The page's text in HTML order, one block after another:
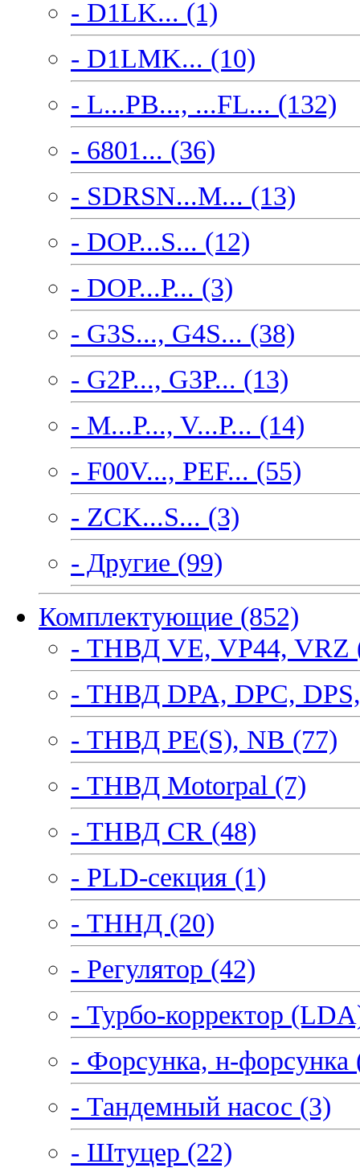
- D1LK... (1)
- D1LMK... (10)
- L...PB..., ...FL... (132)
- 6801... (36)
- SDRSN...M... (13)
- DOP...S... (12)
- DOP...P... (3)
- G3S..., G4S... (38)
- G2P..., G3P... (13)
- M...P..., V...P... (14)
- F00V..., PEF... (55)
- ZCK...S... (3)
- Другие (99)
Комплектующие (852)
- ТНВД VE, VP44, VRZ
- ТНВД DPA, DPC,
- ТНВД PE(S), NB (77)
- ТНВД Motorpal (7)
- ТНВД CR (48)
- PLD-секция (1)
- ТННД (20)
- Регулятор (42)
- Турбо-корректор
- Форсунка, н-форсунка
- Тандемный насос (3)
- Штуцер (22)